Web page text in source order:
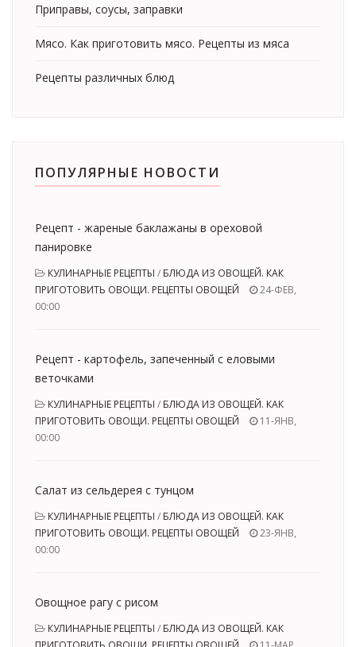
Приправы, соусы, заправки
Мясо. Как приготовить мясо. Рецепты из мяса
Рецепты различных блюд
ПОПУЛЯРНЫЕ НОВОСТИ
Рецепт - жареные баклажаны в ореховой
панировке
КУЛИНАРНЫЕ РЕЦЕПТЫ / БЛЮДА ИЗ ОВОЩЕЙ. КАК
ПРИГОТОВИТЬ ОВОЩИ. РЕЦЕПТЫ ОВОЩЕЙ
24-ФЕВ,
00:00
Рецепт - картофель, запеченный с еловыми
веточками
КУЛИНАРНЫЕ РЕЦЕПТЫ / БЛЮДА ИЗ ОВОЩЕЙ. КАК
ПРИГОТОВИТЬ ОВОЩИ. РЕЦЕПТЫ ОВОЩЕЙ
11-ЯНВ,
00:00
Салат из сельдерея с тунцом
КУЛИНАРНЫЕ РЕЦЕПТЫ / БЛЮДА ИЗ ОВОЩЕЙ. КАК
ПРИГОТОВИТЬ ОВОЩИ. РЕЦЕПТЫ ОВОЩЕЙ
23-ЯНВ,
00:00
Овощное рагу с рисом
КУЛИНАРНЫЕ РЕЦЕПТЫ / БЛЮДА ИЗ ОВОЩЕЙ. КАК